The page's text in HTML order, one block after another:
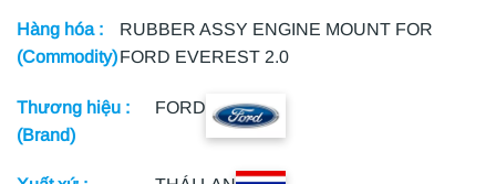
Hàng hóa :
(Commodity)
RUBBER ASSY ENGINE MOUNT FOR
FORD EVEREST 2.0
Thương hiệu :
(Brand)
FORD